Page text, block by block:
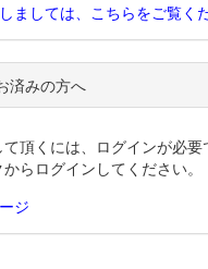
ましては、こちらをご覧く
済みの方へ
頂くには、ログインが必要
らログインしてください。
ジ